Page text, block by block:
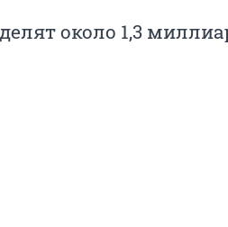
около 1,3